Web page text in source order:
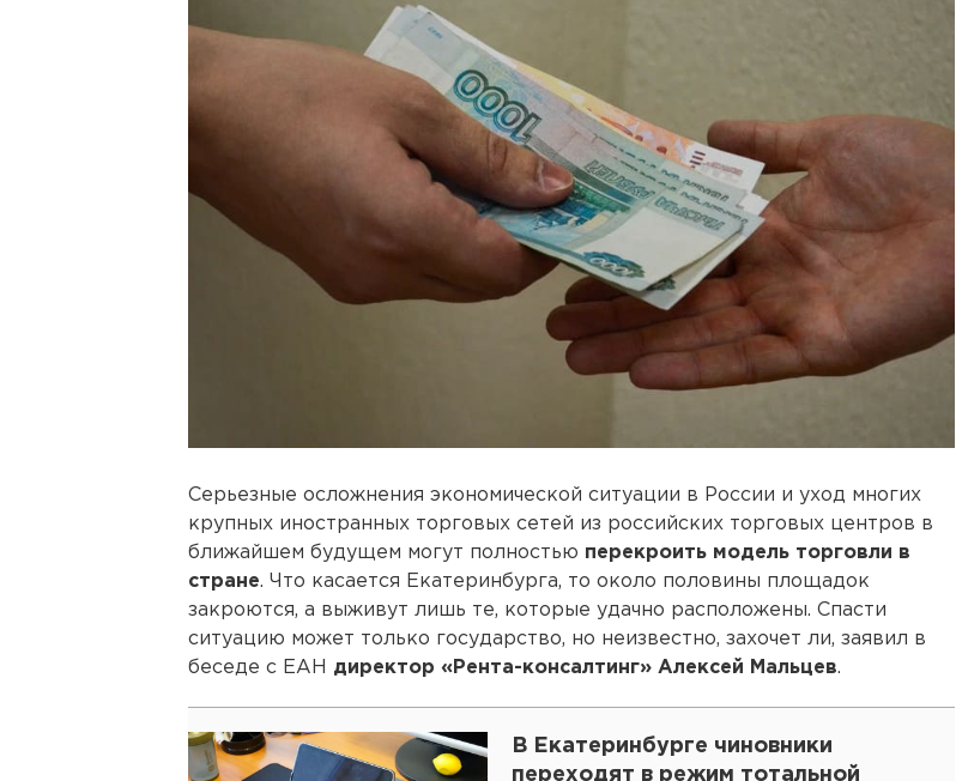
Серьезные осложнения экономической ситуации в России и уход многих
крупных иностранных торговых сетей из российских торговых центров в
ближайшем будущем могут полностью перекроить модель торговли в
стране. Что касается Екатеринбурга, то около половины площадок
закроются, а выживут лишь те, которые удачно расположены. Спасти
ситуацию может только государство, но неизвестно, захочет ли, заявил в
беседе с ЕАН директор «Рента-консалтинг» Алексей Мальцев.
В Екатеринбурге чиновники
переходят в режим тотальной